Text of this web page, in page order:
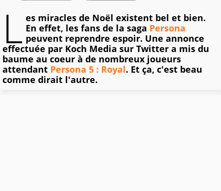
L es miracles de Noël existent bel et bien.
En effet, les fans de la saga Persona
peuvent reprendre espoir. Une annonce
effectuée par Koch Media sur Twitter a mis du
baume au coeur à de nombreux joueurs
attendant Persona 5 : Royal. Et ça, c'est beau
comme dirait l'autre.